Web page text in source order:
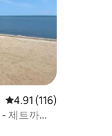
평점 4.91점(5점 만점),
4.91 (116)
제트까지